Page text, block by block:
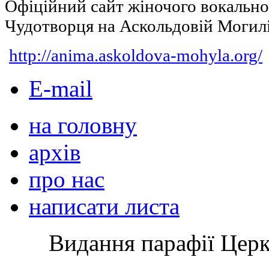
Офіційний сайт жіночого
Чудотворця на Аскольдовій
http://anima.askoldova-mohyla.org/
E-mail
на головну
архів
про нас
написати листа
Видання парафії